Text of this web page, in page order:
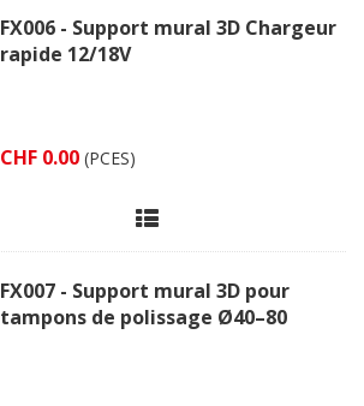
FX006 - Support mural 3D Chargeur
rapide 12/18V
CHF 0.00 (PCES)
FX007 - Support mural 3D pour
tampons de polissage Ø40–80